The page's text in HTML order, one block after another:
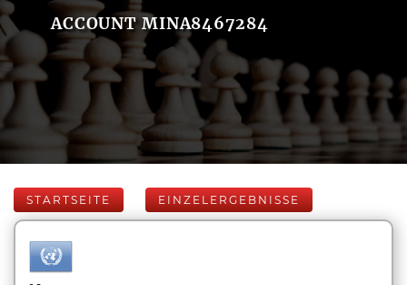
ACCOUNT MINA8467284
STARTSEITE EINZELERGEBNISSE